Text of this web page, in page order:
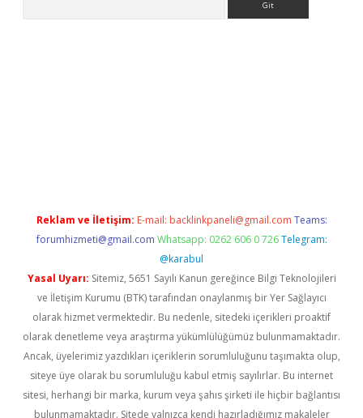
Reklam ve İletişim: E-mail: backlinkpaneli@gmail.com Teams:
forumhizmeti@gmail.com Whatsapp: 0262 606 0 726 Telegram:
@karabul
Yasal Uyarı: Sitemiz, 5651 Sayılı Kanun gereğince Bilgi Teknolojileri
ve İletişim Kurumu (BTK) tarafından onaylanmış bir Yer Sağlayıcı
olarak hizmet vermektedir. Bu nedenle, sitedeki içerikleri proaktif
olarak denetleme veya araştırma yükümlülüğümüz bulunmamaktadır.
Ancak, üyelerimiz yazdıkları içeriklerin sorumluluğunu taşımakta olup,
siteye üye olarak bu sorumluluğu kabul etmiş sayılırlar. Bu internet
sitesi, herhangi bir marka, kurum veya şahıs şirketi ile hiçbir bağlantısı
bulunmamaktadır. Sitede yalnızca kendi hazırladığımız makaleler